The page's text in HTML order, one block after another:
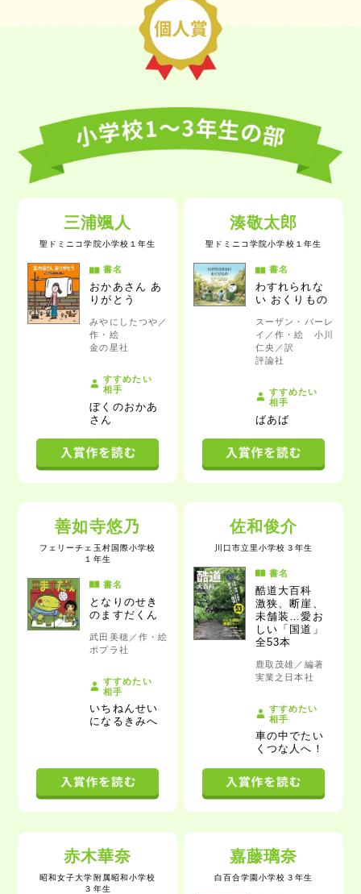
三浦颯人
聖ドミニコ学院小学校 １年生
書名
おかあさん あ
りがとう
みやにしたつや／
作・絵
金の星社
すすめたい
相手
ぼくのおかあ
さん
湊敬太郎
聖ドミニコ学院小学校 １年生
書名
わすれられな
い おくりもの
スーザン・バーレ
イ／作・絵 小川
仁央／訳
評論社
すすめたい
相手
ばあば
善如寺悠乃
フェリーチェ玉村国際小学校
１年生
書名
となりのせき
のますだくん
武田美穂／作・絵
ポプラ社
すすめたい
相手
いちねんせい
になるきみへ
佐和俊介
川口市立里小学校 ３年生
書名
酷道大百科
激狭、断崖、
未舗装…愛お
しい「国道」
全53本
鹿取茂雄／編著
実業之日本社
すすめたい
相手
車の中でたい
くつな人へ！
赤木華奈
昭和女子大学附属昭和小学校
３年生
嘉藤璃奈
白百合学園小学校 ３年生